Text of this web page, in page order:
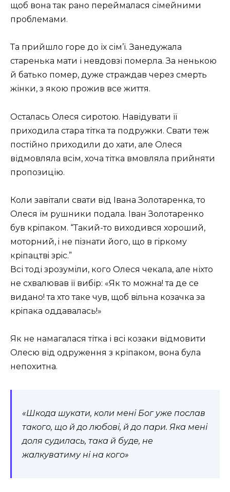
щоб вона так рано переймалася сімейними
проблемами.
Та прийшло горе до їх сім’ї. Занедужала
старенька мати і невдовзі померла. За ненькою
й батько помер, дуже страждав через смерть
жінки, з якою прожив все життя.
Осталась Олеся сиротою. Навідувати її
приходила стара тітка та подружки. Свати теж
постійно приходили до хати, але Олеся
відмовляла всім, хоча тітка вмовляла прийняти
пропозицію.
Коли завітали свати від Iвана Золотаренка, то
Олеся їм рушники подала. Iван Золотаренко
був крiпаком. “Такий-то виходився хороший,
моторний, i не пiзнати його, що в гiркому
крiпацтвi зрiс.”
Всі тоді зрозуміли, кого Олеся чекала, але ніхто
не схвалював її вибір:
Як то можна! та де се
видано! та хто таке чув, щоб вiльна козачка за
крiпака оддавалась!
Як не намагалася тітка і всі козаки відмовити
Олесю від одруження з кріпаком, вона була
непохитна.
«Шкода шукати, коли мені Бог уже послав
такого, що й до любові, й до пари. Яка мені
доля судилась, така й буде, не
жалкуватиму ні на кого»